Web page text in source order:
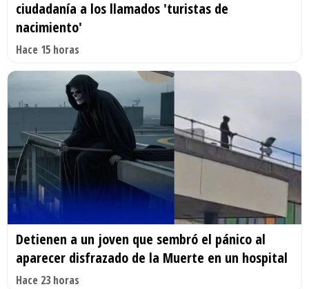
ciudadanía a los llamados 'turistas de
nacimiento'
Hace 15 horas
Detienen a un joven que sembró el pánico al
aparecer disfrazado de la Muerte en un hospital
Hace 23 horas